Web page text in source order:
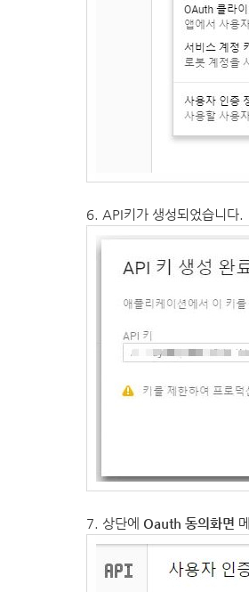
6. API키가 생성되었습니다.
7. 상단에 Oauth 동의화면